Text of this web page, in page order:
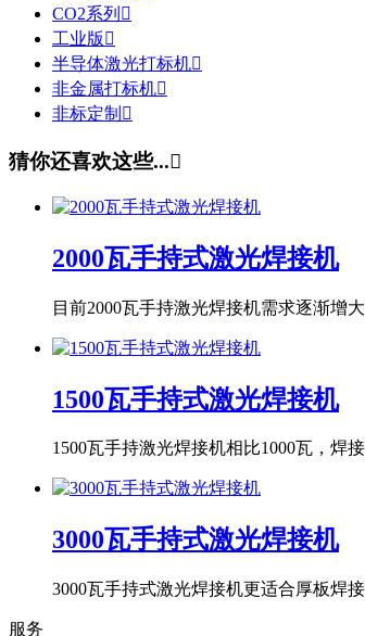
CO2系列 
工业版 
半导体激光打标机
非金属打标机
非标定制 
猜你还喜欢这些...
2000瓦手持式激光焊接机
目前2000瓦手持激光焊接机需求逐渐增
1500瓦手持式激光焊接机
​1500瓦手持激光焊接机相比1000瓦，焊
3000瓦手持式激光焊接机
3000瓦手持式激光焊接机更适合厚板焊
服务